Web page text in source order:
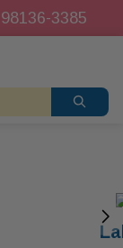
3385